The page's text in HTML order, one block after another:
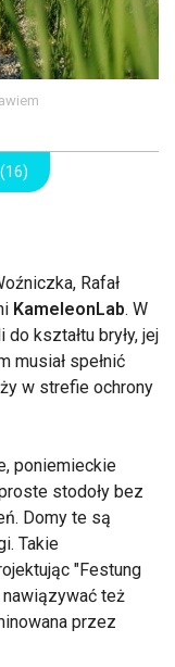
(16)
Rafał
KameleonLab. W
kształtu bryły, jej
musiał spełnić
w strefie ochrony
poniemieckie
stodoły bez
Domy te są
Takie
"Festung
nawiązywać też
przez